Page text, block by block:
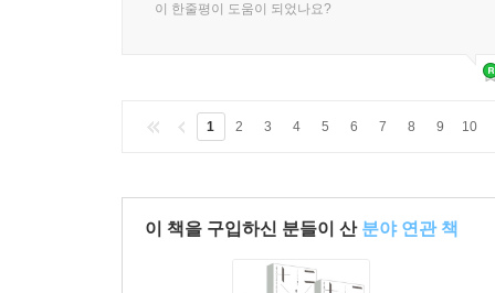
이 한줄평이 도움이 되었나요?
1 2 3 4 5 6 7 8 9 10
이 책을 구입하신 분들이 산 분야 연관 책